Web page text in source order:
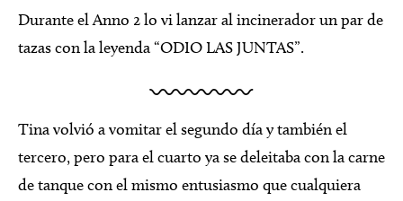
Durante el Anno 2 lo vi lanzar al incinerador un par de
tazas con la leyenda “ODIO LAS JUNTAS”.
Tina volvió a vomitar el segundo día y también el
tercero, pero para el cuarto ya se deleitaba con la carne
de tanque con el mismo entusiasmo que cualquiera